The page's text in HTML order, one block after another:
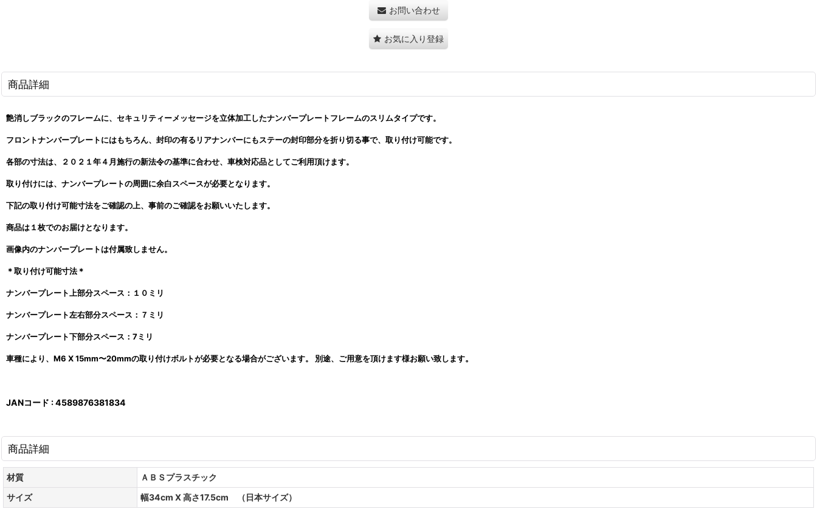
お問い合わせ
お気に入り登録
商品詳細
艶消しブラックのフレームに、セキュリティーメッセージを立体加工したナンバープレートフレームのスリムタイプです。
フロントナンバープレートにはもちろん、封印の有るリアナンバーにもステーの封印部分を折り切る事で、取り付け可能です。
各部の寸法は、２０２１年４月施行の新法令の基準に合わせ、車検対応品としてご利用頂けます。
取り付けには、ナンバープレートの周囲に余白スペースが必要となります。
下記の取り付け可能寸法をご確認の上、事前のご確認をお願いいたします。
商品は１枚でのお届けとなります。
画像内のナンバープレートは付属致しません。
＊取り付け可能寸法＊
ナンバープレート上部分スペース：１０ミリ
ナンバープレート左右部分スペース：７ミリ
ナンバープレート下部分スペース：7ミリ
車種により、M6 X 15mm〜20mmの取り付けボルトが必要となる場合がございます。 別途、ご用意を頂けます様お願い致します。
JANコード : 4589876381834
商品詳細
材質
ＡＢＳプラスチック
サイズ
幅34cm X 高さ17.5cm （日本サイズ）